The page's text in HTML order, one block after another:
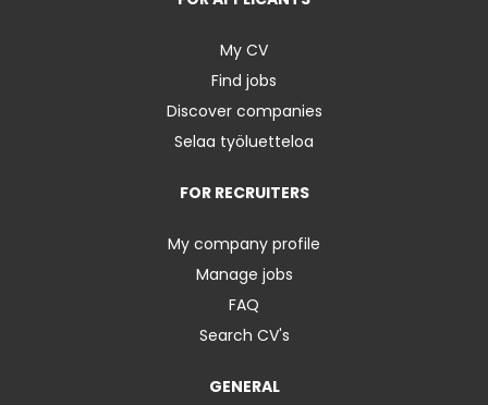
My CV
Find jobs
Discover companies
Selaa työluetteloa
FOR RECRUITERS
My company profile
Manage jobs
FAQ
Search CV's
GENERAL